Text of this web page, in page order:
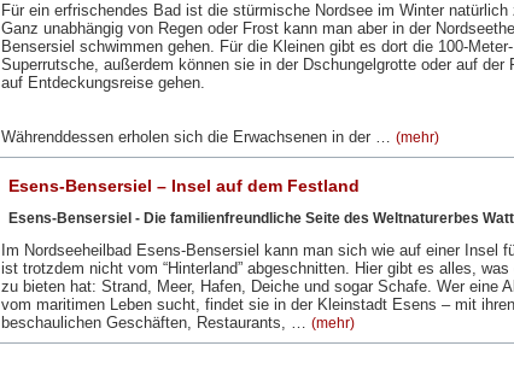
Für ein erfrischendes Bad ist die stürmische Nordsee im Winter natürlich
Ganz unabhängig von Regen oder Frost kann man aber in der
Bensersiel schwimmen gehen. Für die Kleinen gibt es dort die 100-Meter-
Superrutsche, außerdem können sie in der Dschungelgrotte oder auf der
auf Entdeckungsreise gehen.
Währenddessen erholen sich die Erwachsenen in der … (mehr)
Esens-Bensersiel – Insel auf dem Festland
Esens-Bensersiel - Die familienfreundliche Seite des Weltnaturerbes
Im Nordseeheilbad Esens-Bensersiel kann man sich wie auf einer Insel
ist trotzdem nicht vom “Hinterland” abgeschnitten. Hier gibt es alles, was
zu bieten hat: Strand, Meer, Hafen, Deiche und sogar Schafe. Wer eine
vom maritimen Leben sucht, findet sie in der Kleinstadt Esens – mit ihren
beschaulichen Geschäften, Restaurants, … (mehr)